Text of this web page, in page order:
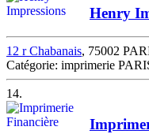
Henry
12 r Chabanais, 75002
Catégorie: imprimerie
14.